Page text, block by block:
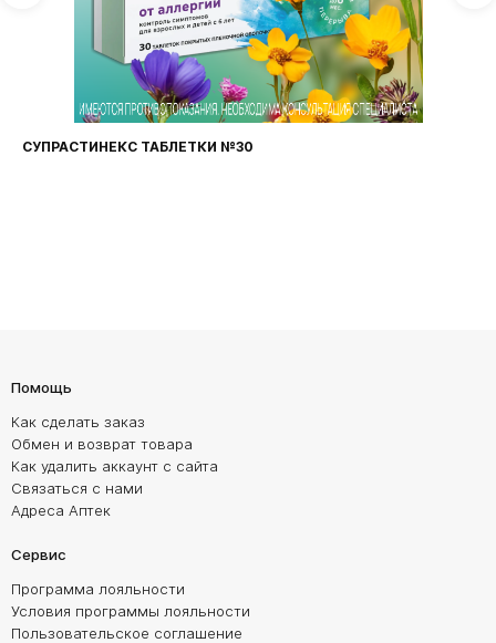
СУПРАСТИНЕКС ТАБЛЕТКИ №30
Помощь
Как сделать заказ
Обмен и возврат товара
Как удалить аккаунт с сайта
Связаться с нами
Адреса Аптек
Сервис
Программа лояльности
Условия программы лояльности
Пользовательское соглашение